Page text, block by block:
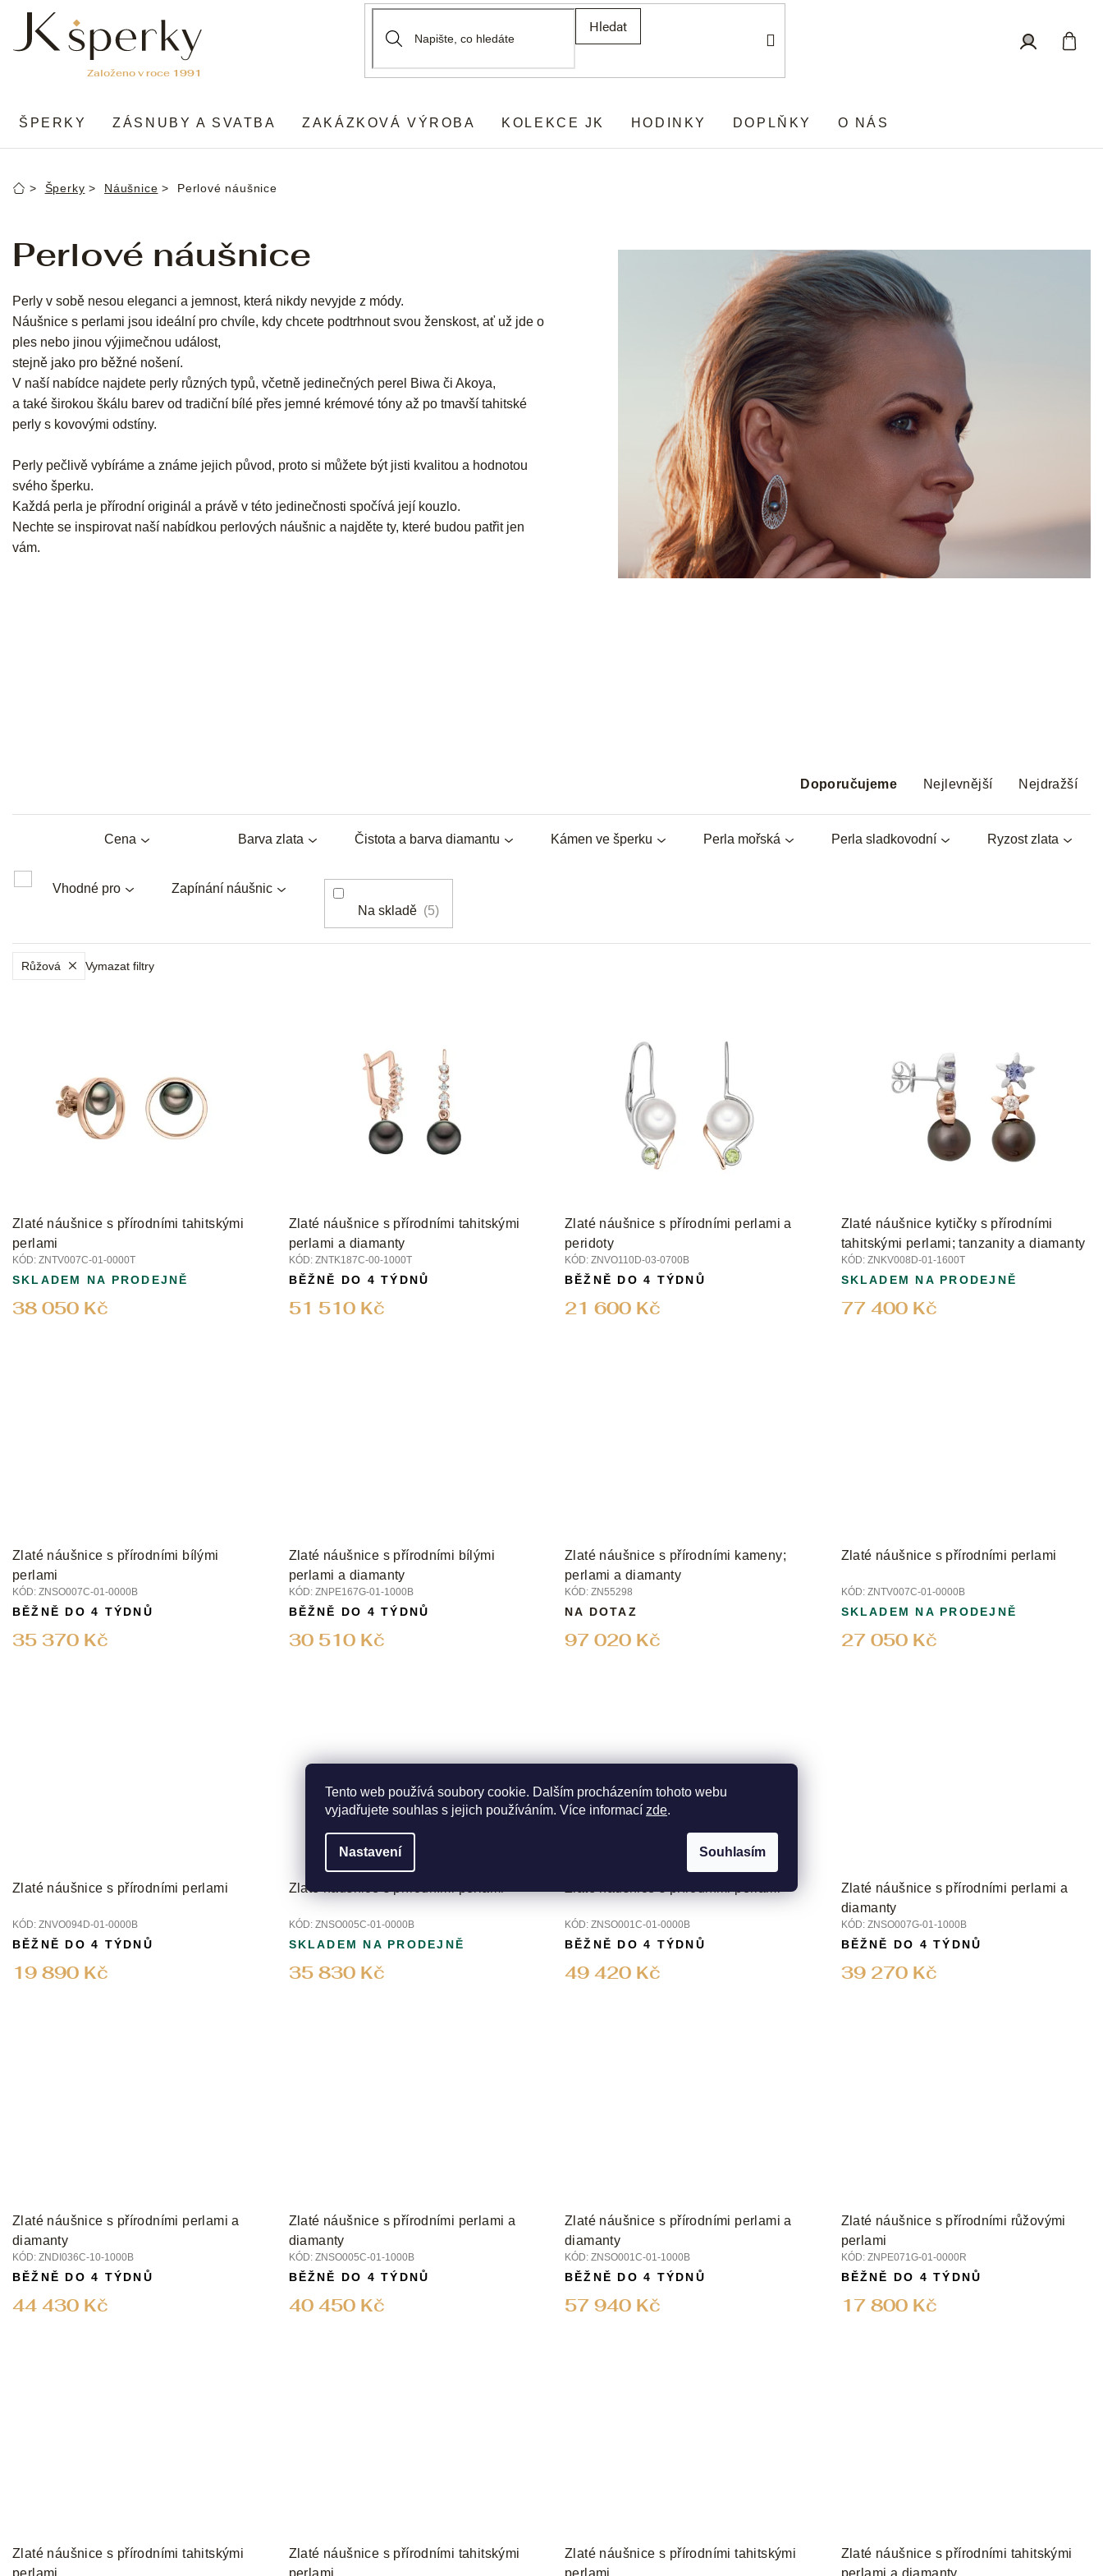
Tento web používá soubory cookie. Dalším procházením tohoto webu
vyjadřujete souhlas s jejich používáním. Více informací zde.
Nastavení Souhlasím
obsah
Hledat
ŠPERKY ZÁSNUBY A SVATBA ZAKÁZKOVÁ VÝROBA KOLEKCE JK HODINKY DOPLŇKY O NÁS
DomůŠperky Náušnice Perlové náušnice
Perlové náušnice
Perly v sobě nesou eleganci a jemnost, která nikdy nevyjde z módy.
Náušnice s perlami jsou ideální pro chvíle, kdy chcete podtrhnout svou ženskost, ať už jde o
ples nebo jinou výjimečnou událost,
stejně jako pro běžné nošení.
V naší nabídce najdete perly různých typů, včetně jedinečných perel Biwa či Akoya,
a také širokou škálu barev od tradiční bílé přes jemné krémové tóny až po tmavší tahitské
perly s kovovými odstíny.
Perly pečlivě vybíráme a známe jejich původ, proto si můžete být jisti kvalitou a hodnotou
svého šperku.
Každá perla je přírodní originál a právě v této jedinečnosti spočívá její kouzlo.
Nechte se inspirovat naší nabídkou perlových náušnic a najděte ty, které budou patřit jen
vám.
z
n
d
Doporučujeme Nejlevnější Nejdražší
Barva zlata Čistota a barva diamantu Kámen ve šperku Perla mořská Perla sladkovodní Ryzost zlata
Vhodné pro Zapínání náušnic
Cena
Na skladě 5
Růžová Vymazat filtry
t
ů
Zlaté náušnice s přírodními tahitskými
perlami
KÓD: ZNTV007C-01-0000T
38 050 Kč
SKLADEM NA PRODEJNĚ
Zlaté náušnice s přírodními tahitskými
perlami a diamanty
KÓD: ZNTK187C-00-1000T
51 510 Kč
BĚŽNĚ DO 4 TÝDNŮ
Zlaté náušnice s přírodními perlami a
peridoty
KÓD: ZNVO110D-03-0700B
21 600 Kč
BĚŽNĚ DO 4 TÝDNŮ
Zlaté náušnice kytičky s přírodními
tahitskými perlami; tanzanity a diamanty
KÓD: ZNKV008D-01-1600T
77 400 Kč
SKLADEM NA PRODEJNĚ
Zlaté náušnice s přírodními bílými
perlami
KÓD: ZNSO007C-01-0000B
35 370 Kč
BĚŽNĚ DO 4 TÝDNŮ
Zlaté náušnice s přírodními bílými
perlami a diamanty
KÓD: ZNPE167G-01-1000B
30 510 Kč
BĚŽNĚ DO 4 TÝDNŮ
Zlaté náušnice s přírodními kameny;
perlami a diamanty
KÓD: ZN55298
97 020 Kč
NA DOTAZ
Zlaté náušnice s přírodními perlami
KÓD: ZNTV007C-01-0000B
27 050 Kč
SKLADEM NA PRODEJNĚ
Zlaté náušnice s přírodními perlami
KÓD: ZNVO094D-01-0000B
19 890 Kč
BĚŽNĚ DO 4 TÝDNŮ
Zlaté náušnice s přírodními perlami
KÓD: ZNSO005C-01-0000B
35 830 Kč
SKLADEM NA PRODEJNĚ
KÓD: ZNSO001C-01-0000B
49 420 Kč
BĚŽNĚ DO 4 TÝDNŮ
Zlaté náušnice s přírodními perlami a
diamanty
KÓD: ZNSO007G-01-1000B
39 270 Kč
BĚŽNĚ DO 4 TÝDNŮ
Zlaté náušnice s přírodními perlami a
diamanty
KÓD: ZNDI036C-10-1000B
44 430 Kč
BĚŽNĚ DO 4 TÝDNŮ
Zlaté náušnice s přírodními perlami a
diamanty
KÓD: ZNSO005C-01-1000B
40 450 Kč
BĚŽNĚ DO 4 TÝDNŮ
Zlaté náušnice s přírodními perlami a
diamanty
KÓD: ZNSO001C-01-1000B
57 940 Kč
BĚŽNĚ DO 4 TÝDNŮ
Zlaté náušnice s přírodními růžovými
perlami
KÓD: ZNPE071G-01-0000R
17 800 Kč
BĚŽNĚ DO 4 TÝDNŮ
Zlaté náušnice s přírodními tahitskými
Zlaté náušnice s přírodními tahitskými
Zlaté náušnice s přírodními tahitskými
Zlaté náušnice s přírodními tahitskými